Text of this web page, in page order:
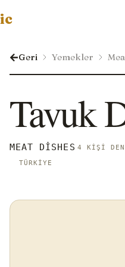
Geri Yemekler
Tavuk
MEAT DISHES 4 KIŞI
TÜRKIYE